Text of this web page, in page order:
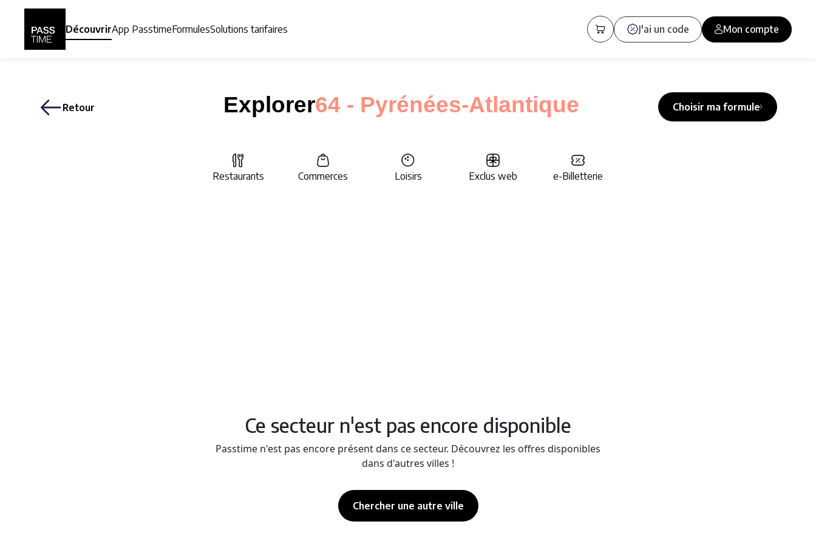
DécouvrirApp PasstimeFormulesSolutions tarifaires J'ai un code Mon compte
Retour Explorer64 - Pyrénées-Atlantique Choisir ma formule
Restaurants Commerces Loisirs Exclus web e-Billetterie
Ce secteur n'est pas encore disponible
Passtime n'est pas encore présent dans ce secteur. Découvrez les offres disponibles
dans d'autres villes !
Chercher une autre ville
Panneau de gestion des cookies